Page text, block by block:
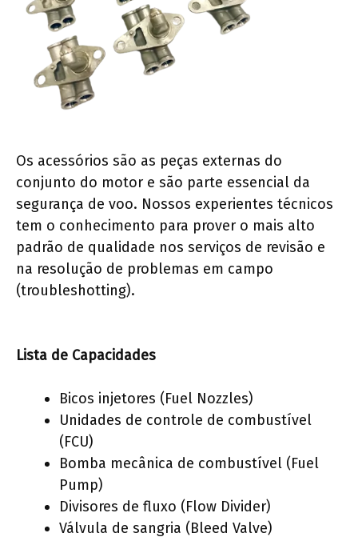
Os acessórios são as peças externas do
conjunto do motor e são parte essencial da
segurança de voo. Nossos experientes técnicos
tem o conhecimento para prover o mais alto
padrão de qualidade nos serviços de revisão e
na resolução de problemas em campo
(troubleshotting).
Lista de Capacidades
Bicos injetores (Fuel Nozzles)
Unidades de controle de combustível
(FCU)
Bomba mecânica de combustível (Fuel
Pump)
Divisores de fluxo (Flow Divider)
Válvula de sangria (Bleed Valve)